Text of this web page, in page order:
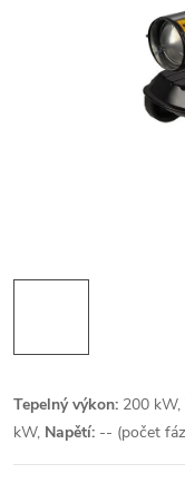
Tepelný výkon: 200 kW,
kW, Napětí: -- (počet